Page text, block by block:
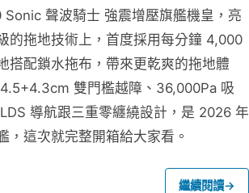
聲波騎士 強震增壓旗艦機皇，亮
的拖地技術上，首度採用每分鐘 4,000
搭配鎖水拖布，帶來更乾爽的拖地體
雙門檻越障、36,000Pa 吸
導航跟三重零纏繞設計，是 2026 年
，這次就完整開箱給大家看。
繼續閱讀→